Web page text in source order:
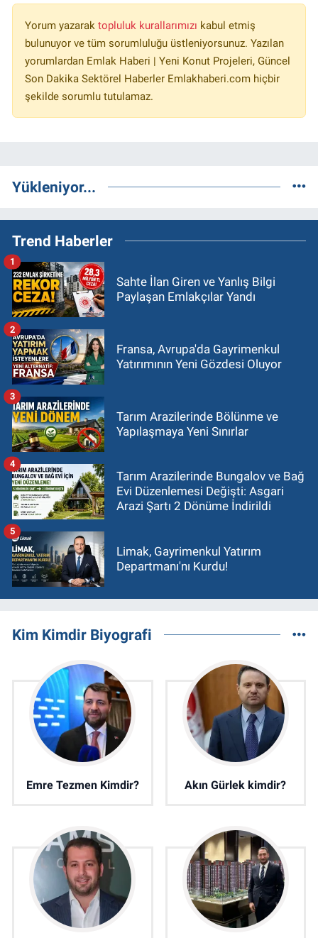
Yorum yazarak topluluk kurallarımızı kabul etmiş
bulunuyor ve tüm sorumluluğu üstleniyorsunuz. Yazılan
yorumlardan Emlak Haberi | Yeni Konut Projeleri, Güncel
Son Dakika Sektörel Haberler Emlakhaberi.com hiçbir
şekilde sorumlu tutulamaz.
Yükleniyor...
Trend Haberler
Sahte İlan Giren ve Yanlış Bilgi
Paylaşan Emlakçılar Yandı
1
Fransa, Avrupa'da Gayrimenkul
Yatırımının Yeni Gözdesi Oluyor
2
Tarım Arazilerinde Bölünme ve
Yapılaşmaya Yeni Sınırlar
3
Tarım Arazilerinde Bungalov ve Bağ
Evi Düzenlemesi Değişti: Asgari
Arazi Şartı 2 Dönüme İndirildi
4
Limak, Gayrimenkul Yatırım
Departmanı'nı Kurdu!
5
Kim Kimdir Biyografi
Emre Tezmen Kimdir? Akın Gürlek kimdir?